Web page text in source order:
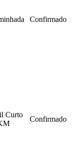
Confirmado
Curto
Confirmado